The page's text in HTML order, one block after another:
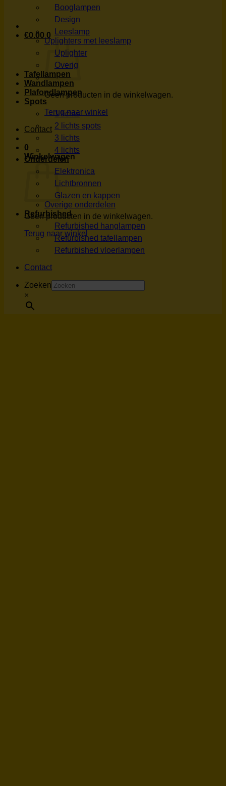
€0.00 0
Geen producten in de winkelwagen.
Terug naar winkel
Contact
0
Winkelwagen
Geen producten in de winkelwagen.
Terug naar winkel
Booglampen
Design
Leeslamp
Uplighters met leeslamp
Uplighter
Overig
Tafellampen
Wandlampen
Plafondlampen
Spots
1 lichts
2 lichts spots
3 lichts
4 lichts
Onderdelen
Elektronica
Lichtbronnen
Glazen en kappen
Overige onderdelen
Refurbished
Refurbished hanglampen
Refurbished tafellampen
Refurbished vloerlampen
Contact
Zoeken
×